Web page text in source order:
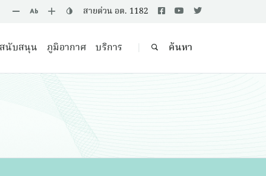
สายด่วน อต. 1182
นับสนุน ภูมิอากาศ บริการ ค้นหา